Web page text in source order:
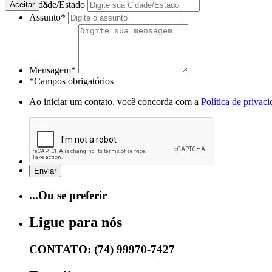
Cidade/Estado
Assunto*
Mensagem*
*Campos obrigatórios
Ao iniciar um contato, você concorda com a Política de
...Ou se preferir
Ligue para nós
CONTATO: (74) 99970-7427
Aceitar X